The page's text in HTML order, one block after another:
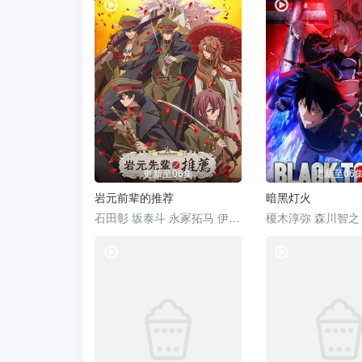
更新至06集
岩元前辈的推荐
石田彰 坂泰斗 永冢拓马 伊东健人 佐藤元 德留慎乃佑 福西胜也 榊原优希
更新至06
暗黑灯火